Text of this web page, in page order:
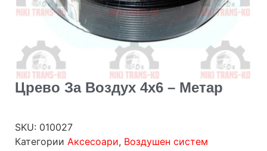
Црево За Воздух 4х6 – Метар
SKU: 010027
Категории Аксесоари, Воздушен систем